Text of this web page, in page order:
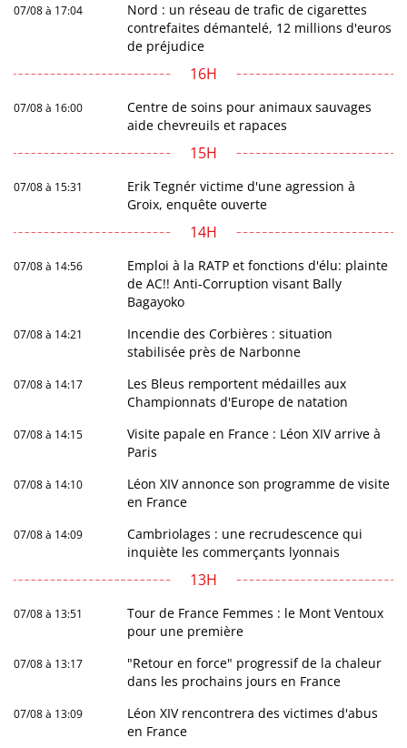
07/08 à 17:04
Nord : un réseau de trafic de cigarettes
contrefaites démantelé, 12 millions d'euros
de préjudice
16H
07/08 à 16:00
Centre de soins pour animaux sauvages
aide chevreuils et rapaces
15H
07/08 à 15:31
Erik Tegnér victime d'une agression à
Groix, enquête ouverte
14H
07/08 à 14:56
Emploi à la RATP et fonctions d'élu: plainte
de AC!! Anti-Corruption visant Bally
Bagayoko
07/08 à 14:21
Incendie des Corbières : situation
stabilisée près de Narbonne
07/08 à 14:17
Les Bleus remportent médailles aux
Championnats d'Europe de natation
07/08 à 14:15
Visite papale en France : Léon XIV arrive à
Paris
07/08 à 14:10
Léon XIV annonce son programme de visite
en France
07/08 à 14:09
Cambriolages : une recrudescence qui
inquiète les commerçants lyonnais
13H
07/08 à 13:51
Tour de France Femmes : le Mont Ventoux
pour une première
07/08 à 13:17
"Retour en force" progressif de la chaleur
dans les prochains jours en France
07/08 à 13:09
Léon XIV rencontrera des victimes d'abus
en France